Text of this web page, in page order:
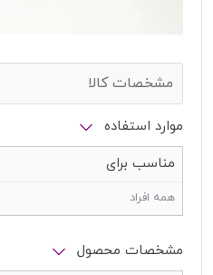
مشخصات کالا
موارد استفاده
مناسب برای
همه افراد
مشخصات محصول